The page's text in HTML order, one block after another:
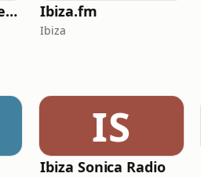
Ibiza Music Xperience Ibiza.fm
Ibiza
IS
Ibiza Sonica Radio